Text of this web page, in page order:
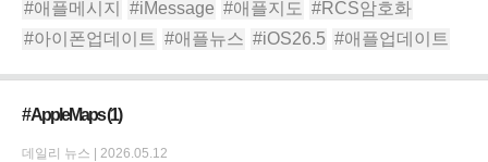
#애플메시지 #iMessage #애플지도
#RCS암호화
#아이폰업데이트
#애플뉴스 #iOS26.5 #애플업데이트
# AppleMaps(1)
데일리 뉴스 | 2026.05.12